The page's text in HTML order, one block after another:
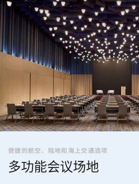
便捷的航空、陆地和海上交通选项
多功能会议场地